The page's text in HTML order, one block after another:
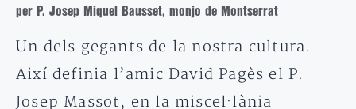
per P. Josep Miquel Bausset, monjo de Montserrat
Un dels gegants de la nostra cultura.
Així definia l’amic David Pagès el P.
Josep Massot, en la miscel·lània